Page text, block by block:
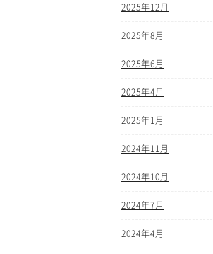
2025年12月
2025年8月
2025年6月
2025年4月
2025年1月
2024年11月
2024年10月
2024年7月
2024年4月